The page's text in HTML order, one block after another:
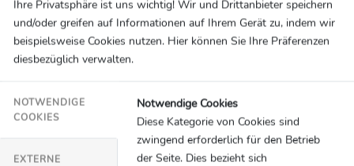
wetten- und Glücksspielanbieter, der sowohl
online als auch im stationären Geschäft tätig ist.
Das Unternehmen ist im wichtigsten britischen
FTSE100 Index notiert. Die Gruppe besitzt ein
den Sportwettenmarken gehören bwin, Coral,
Crystalbet, Eurobet, Ladbrokes, Neds und
Sportingbet. Zu den Glücksspielmarken gehören
Ihre Privatsphäre ist uns wichtig! Wir und Drittanbieter speichern
und/oder greifen auf Informationen auf Ihrem Gerät zu, indem wir
beispielsweise Cookies nutzen. Hier können Sie Ihre Präferenzen
diesbezüglich verwalten.
NOTWENDIGE
COOKIES
EXTERNE
Notwendige Cookies
Diese Kategorie von Cookies sind
zwingend erforderlich für den Betrieb
der Seite. Dies bezieht sich